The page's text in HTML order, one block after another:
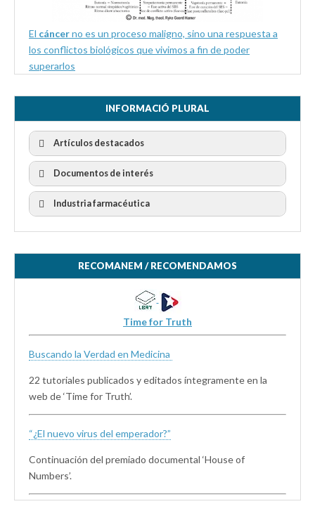
El cáncerno es un proceso maligno, sino una respuesta a
los conflictos biológicos que vivimos a fin de poder
superarlos
INFORMACIÓ PLURAL
Artículos destacados
Documentos de interés
Industria farmacéutica
RECOMANEM / RECOMENDAMOS
Time for Truth
Buscando la Verdad en Medicina
22 tutoriales publicados y editados íntegramente en la
web de ‘Time for Truth’.
“¿El nuevo virus del emperador?”
Continuación del premiado documental ‘House of
Numbers’.